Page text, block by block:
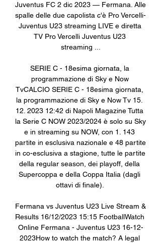
Juventus FC 2 dic 2023 — Fermana. Alle
spalle delle due capolista c'è Pro Vercelli-
Juventus U23 streaming LIVE e diretta
TV Pro Vercelli Juventus U23
streaming ...
SERIE C - 18esima giornata, la
programmazione di Sky e Now
TvCALCIO SERIE C - 18esima giornata,
la programmazione di Sky e Now Tv 15.
12. 2023 12:42 di Napoli Magazine Tutta
la Serie C NOW 2023/2024 è solo su Sky
e in streaming su NOW, con 1. 143
partite in esclusiva nazionale e 48 partite
in co-esclusiva a stagione, tutte le partite
della regular season, dei playoff, della
Supercoppa e della Coppa Italia (dagli
ottavi di finale).
Fermana vs Juventus U23 Live Stream &
Results 16/12/2023 15:15 FootballWatch
Online Fermana - Juventus U23 16-12-
2023How to watch the match? A legal